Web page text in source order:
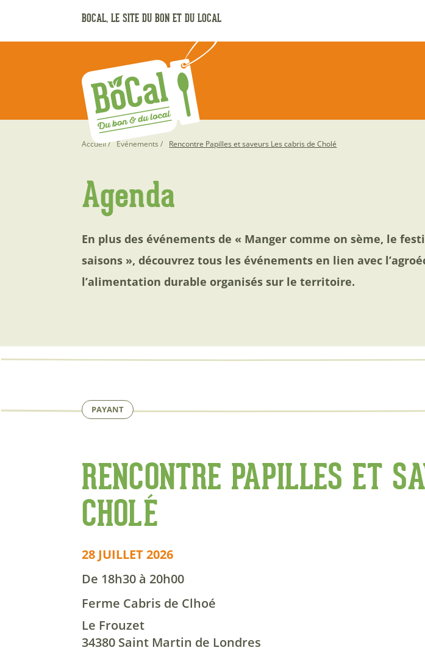
BOCAL, LE SITE DU BON ET DU LOCAL
Fil
d'Ariane
Accueil Événements Rencontre Papilles et saveurs Les cabris de Cholé
Agenda
En plus des événements de « Manger comme on sème, le
saisons », découvrez tous les événements en lien avec
l’alimentation durable organisés sur le territoire.
PAYANT
RENCONTRE PAPILLES ET
CHOLÉ
28 JUILLET 2026
De 18h30 à 20h00
Ferme Cabris de Clhoé
Le Frouzet
34380 Saint Martin de Londres